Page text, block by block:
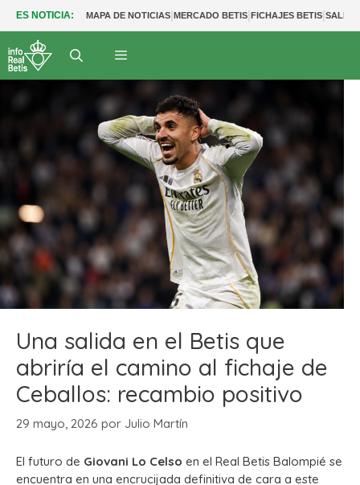
ES NOTICIA: MAPA DE NOTICIAS|MERCADO BETIS|FICHAJES BETIS|SALIDA
Una salida en el Betis que
abriría el camino al fichaje de
Ceballos: recambio positivo
29 mayo, 2026 por Julio Martín
El futuro de Giovani Lo Celso en el Real Betis Balompié se
encuentra en una encrucijada definitiva de cara a este